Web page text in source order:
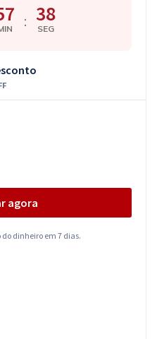
: 37
SEG
agora
dinheiro em 7 dias.